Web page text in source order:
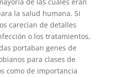
la salud humana. Si
carecían de detalles
o los tratamientos,
portaban genes de
para clases de
como de importancia